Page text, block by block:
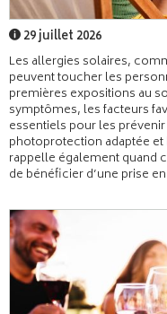
29 juillet 2026
Les allergies solaires,
peuvent toucher les
premières expositions au
symptômes, les facteurs
essentiels pour les
photoprotection adaptée
rappelle également quand
de bénéficier d’une prise